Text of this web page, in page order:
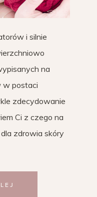
i silnie
na
w postaci
zdecydowanie
Ci z czego na
zdrowia skóry